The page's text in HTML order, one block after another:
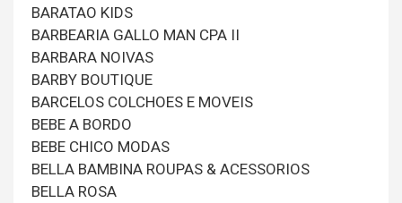
BARATAO KIDS
BARBEARIA GALLO MAN CPA II
BARBARA NOIVAS
BARBY BOUTIQUE
BARCELOS COLCHOES E MOVEIS
BEBE A BORDO
BEBE CHICO MODAS
BELLA BAMBINA ROUPAS & ACESSORIOS
BELLA ROSA